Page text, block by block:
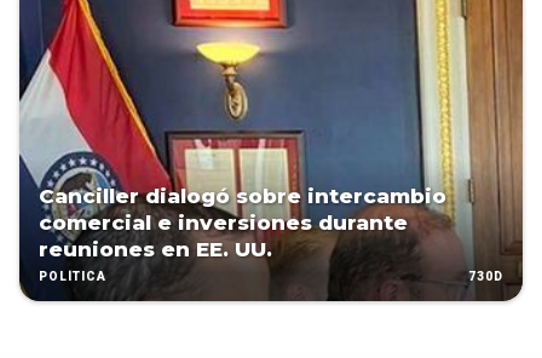
Canciller dialogó sobre intercambio
comercial e inversiones durante
reuniones en EE. UU.
POLÍTICA 730D